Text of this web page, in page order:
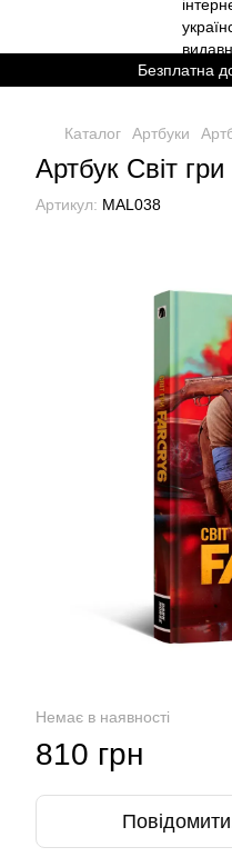
Безплатна
Каталог Артбуки
Артбук Світ
Артикул: MAL038
Немає в наявності
810 грн